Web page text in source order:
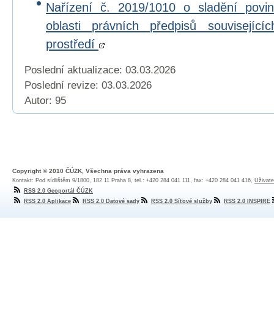
Nařízení č. 2019/1010 o sladění
oblasti právních předpisů
prostředí
Poslední aktualizace: 03.03.2026
Poslední revize: 03.03.2026
Autor: 95
Copyright © 2010 ČÚZK, Všechna práva vyhrazena
Kontakt: Pod sídlištěm 9/1800, 182 11 Praha 8, tel.: +420 284 041 111, fax: +420 284 041 416,
RSS 2.0 Geoportál ČÚZK
RSS 2.0 Aplikace
RSS 2.0 Datové sady RSS 2.0 Síťové služby RSS 2.0 INSPIRE